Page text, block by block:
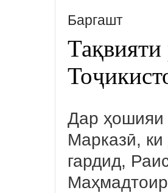
Баргашт
Дар ҳошияи
Марказӣ,
гардид,